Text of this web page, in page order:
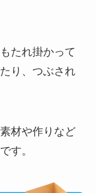
たれ掛かって
り、つぶされ
材や作りなど
す。